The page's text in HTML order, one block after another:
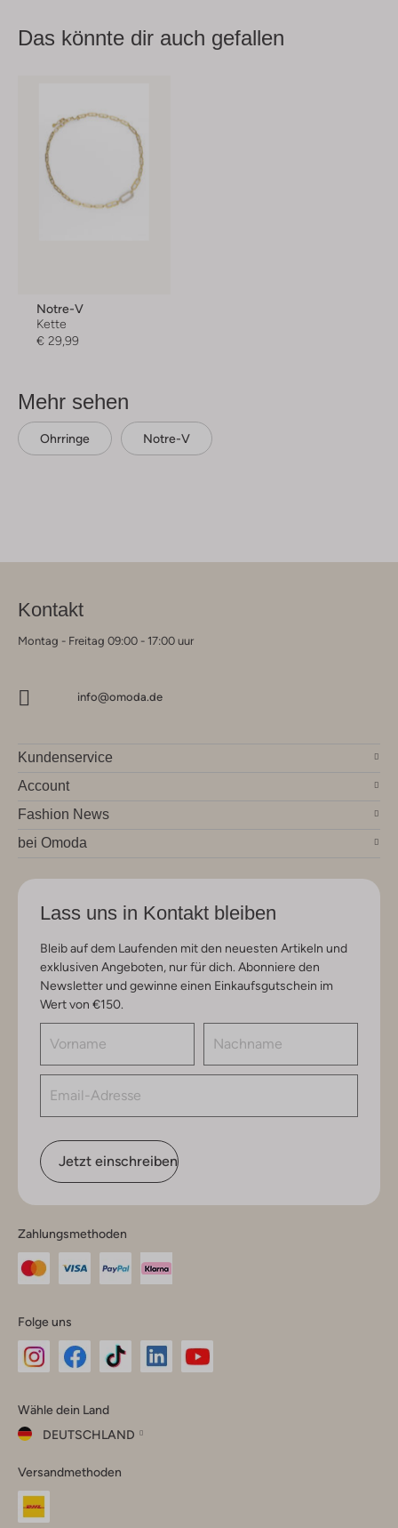
Das könnte dir auch gefallen
Notre-V
Kette
€ 29,99
Mehr sehen
Ohrringe Notre-V
Kontakt
Montag - Freitag 09:00 - 17:00 uur
info@omoda.de
Kundenservice
Account
Fashion News
bei Omoda
Lass uns in Kontakt bleiben
Bleib auf dem Laufenden mit den neuesten Artikeln und
exklusiven Angeboten, nur für dich. Abonniere den
Newsletter und gewinne einen Einkaufsgutschein im
Wert von €150.
Jetzt einschreiben
Zahlungsmethoden
Folge uns
Instagram
Facebook
TikTok
Wähle dein Land
DEUTSCHLAND
dein
Land
Versandmethoden